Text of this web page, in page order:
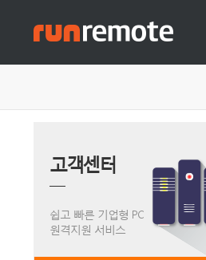
고객센터
쉽고 빠른 기업형 PC
원격지원 서비스